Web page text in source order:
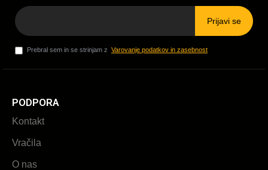
Prijavi se
Prebral sem in se strinjam z Varovanje podatkov in zasebnost
PODPORA
Kontakt
Vračila
O nas